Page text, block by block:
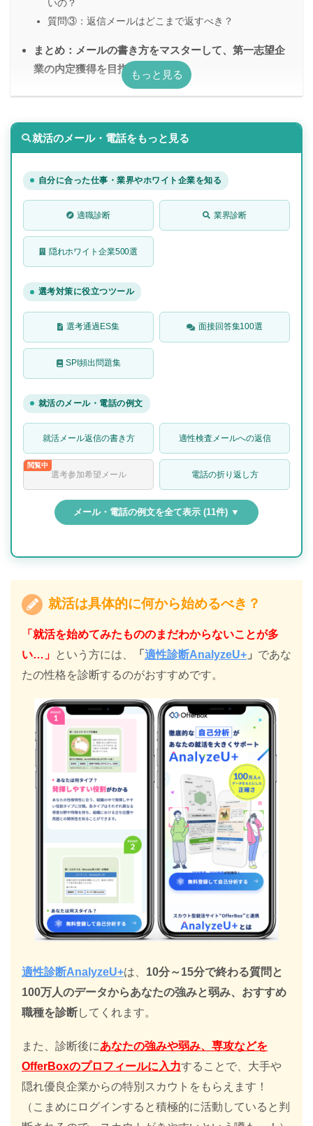
いの？
質問③：返信メールはどこまで返すべき？
まとめ：メールの書き方をマスターして、第一志望企
業の内定獲得を目指そう！
就活のメール・電話をもっと見る
自分に合った仕事・業界やホワイト企業を知る
適職診断 業界診断
隠れホワイト企業500選
選考対策に役立つツール
選考通過ES集 面接回答集100選
SPI頻出問題集
就活のメール・電話の例文
就活メール返信の書き方 適性検査メールへの返信
選考参加希望メール 電話の折り返し方
メール・電話の例文を全て表示 (11件) ▼
就活は具体的に何から始めるべき？
「就活を始めてみたもののまだわからないことが多
い…」 という方には、 「 適性診断AnalyzeU+ 」 であな
たの性格を診断するのがおすすめです。
適性診断AnalyzeU+は、 10分～15分で終わる質問と
100万人のデータからあなたの強みと弱み、おすすめ
職種を診断してくれます。
また、診断後にあなたの強みや弱み、専攻などを
OfferBoxのプロフィールに入力することで、大手や
隠れ優良企業からの特別スカウトをもらえます！
（こまめにログインすると積極的に活動していると判